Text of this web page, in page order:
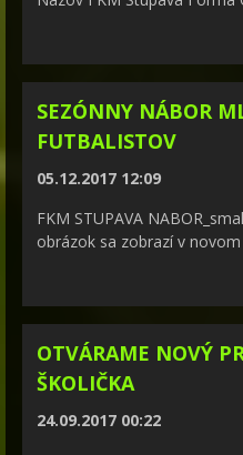
SEZÓNNY NÁBOR
FUTBALISTOV
05.12.2017 12:09
FKM STUPAVA
obrázok sa zobrazí v
OTVÁRAME NOVÝ
ŠKOLIČKA
24.09.2017 00:22